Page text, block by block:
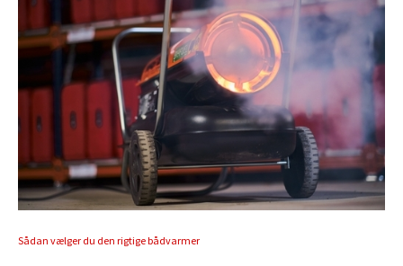
Sådan vælger du den rigtige bådvarmer